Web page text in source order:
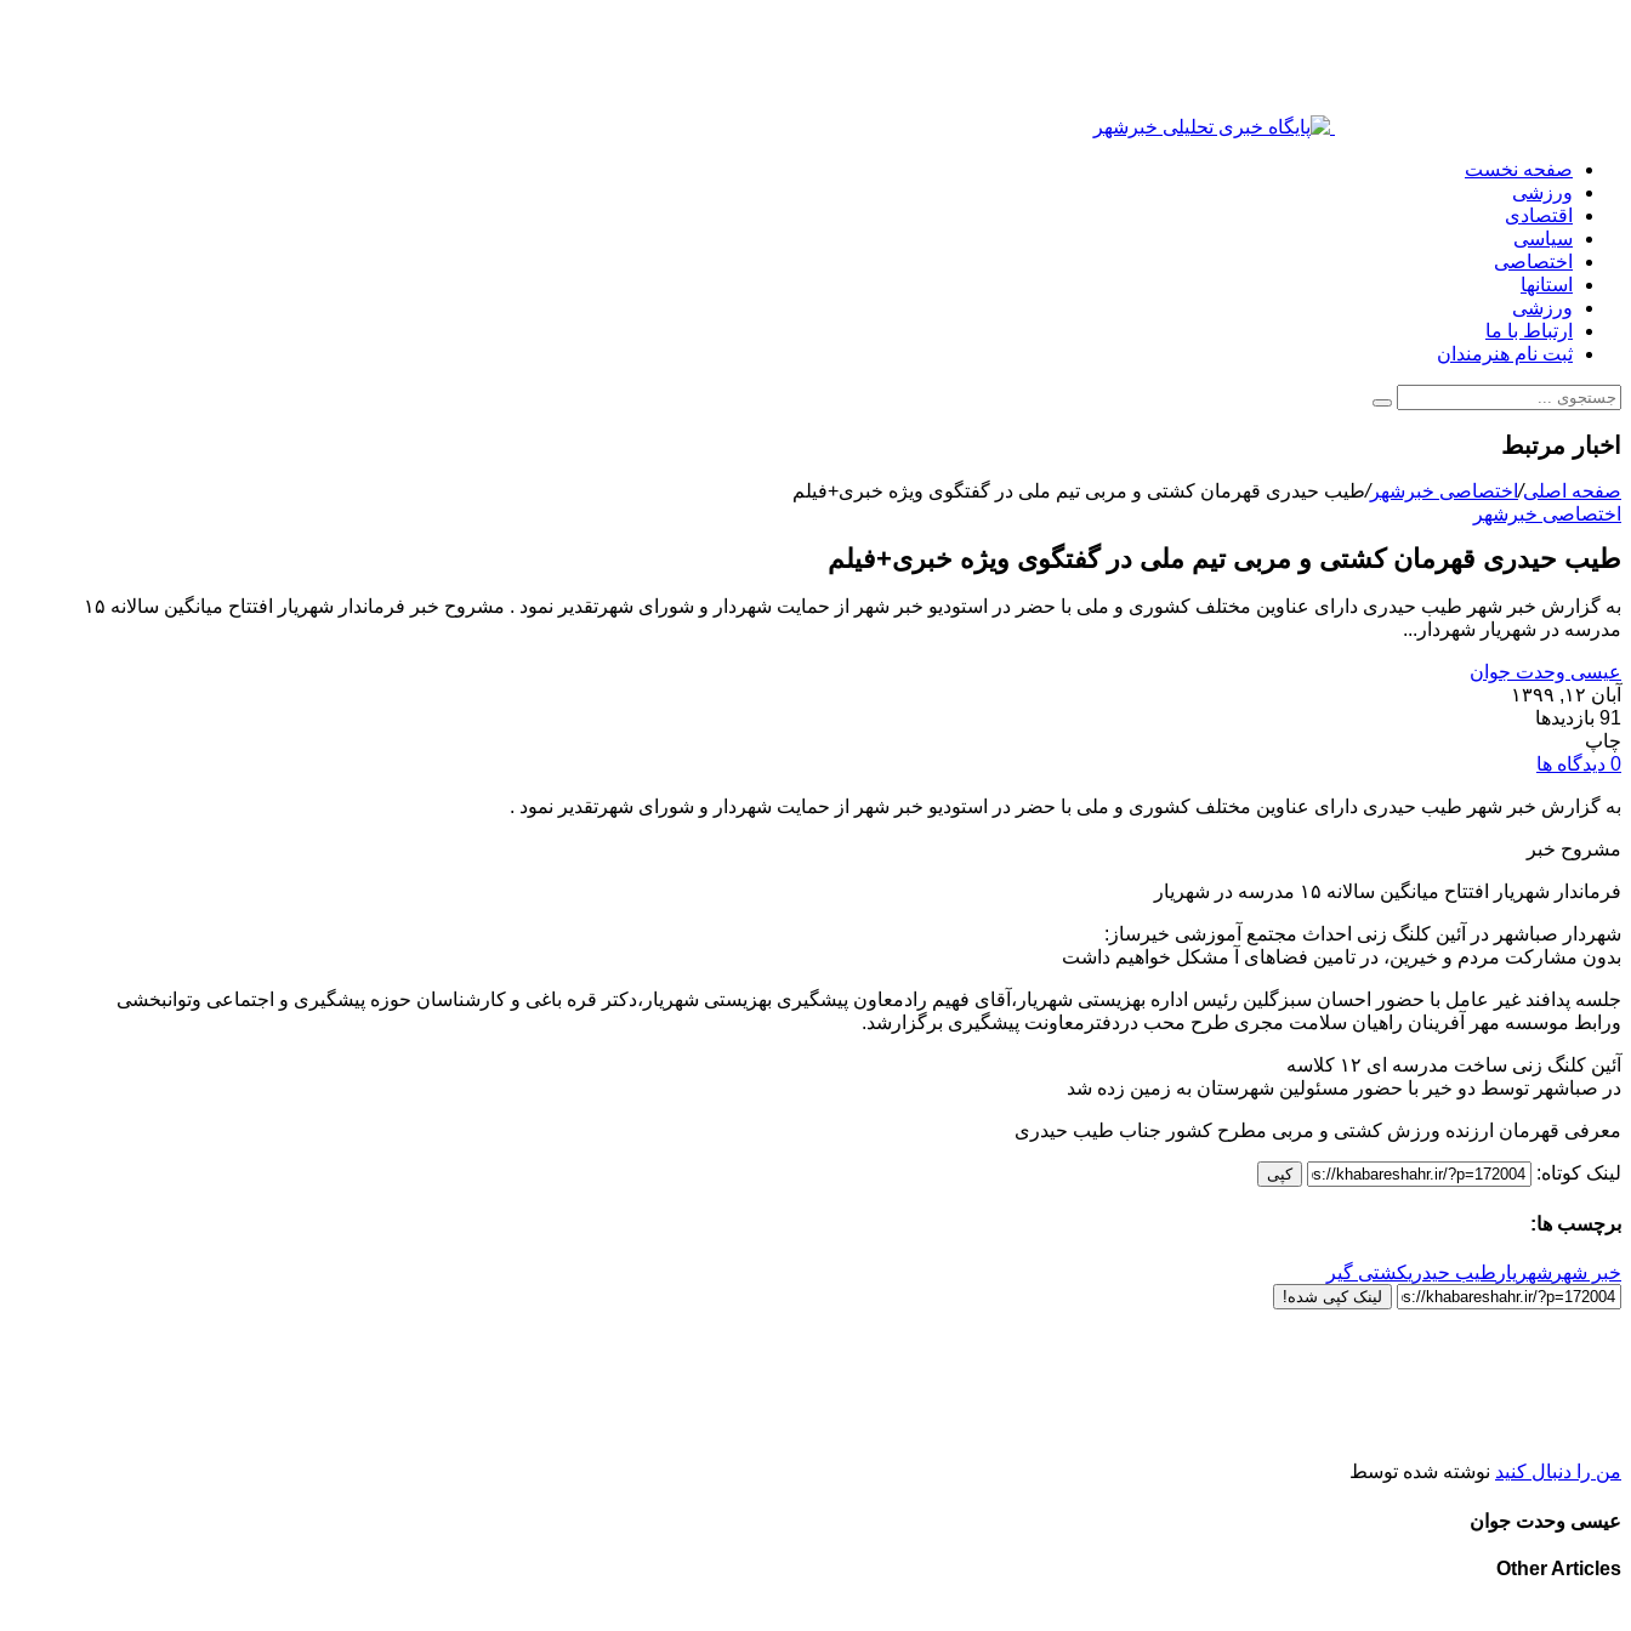
صفحه نخست
ورزشی
اقتصادی
سیاسی
اختصاصی
استانها
ورزشی
ارتباط با ما
ثبت نام هنرمندان
اخبار مرتبط
صفحه اصلی/اختصاصی خبرشهر/طیب حیدری قهرمان کشتی و مربی تیم ملی در گفتگوی ویژه خبری+فیلم
اختصاصی خبرشهر
طیب حیدری قهرمان کشتی و مربی تیم ملی در گفتگوی ویژه خبری+فیلم
به گزارش خبر شهر طیب حیدری دارای عناوین مختلف کشوری و ملی با حضر در استودیو خبر شهر از حمایت شهردار و شورای شهرتقدیر نمود . مشروح خبر فرماندار شهریار افتتاح میانگین سالانه ۱۵
مدرسه در شهریار شهردار...
عیسی وحدت جوان
آبان ۱۲, ۱۳۹۹
91 بازدیدها
چاپ
0 دیدگاه ها
به گزارش خبر شهر طیب حیدری دارای عناوین مختلف کشوری و ملی با حضر در استودیو خبر شهر از حمایت شهردار و شورای شهرتقدیر نمود .
مشروح خبر
فرماندار شهریار افتتاح میانگین سالانه ۱۵ مدرسه در شهریار
شهردار صباشهر در آئین کلنگ زنی احداث مجتمع آموزشی خیرساز:
بدون مشارکت مردم و خیرین، در تامین فضاهای آ مشکل خواهیم داشت
جلسه پدافند غیر عامل با حضور احسان سبزگلین رئیس اداره بهزیستی شهریار،آقای فهیم رادمعاون پیشگیری بهزیستی شهریار،دکتر قره باغی و کارشناسان حوزه پیشگیری و اجتماعی وتوانبخشی
ورابط موسسه مهر آفرینان راهیان سلامت مجری طرح محب دردفترمعاونت پیشگیری برگزارشد.
آئین کلنگ زنی ساخت مدرسه ای ۱۲ کلاسه
در صباشهر توسط دو خیر با حضور مسئولین شهرستان به زمین زده شد
معرفی قهرمان ارزنده ورزش کشتی و مربی مطرح کشور جناب طیب حیدری
لینک کوتاه: کپی
برچسب ها:
خبر شهر شهریار طیب حیدریکشتی گیر
لینک کپی شده!
من را دنبال کنید نوشته شده توسط
عیسی وحدت جوان
Other Articles